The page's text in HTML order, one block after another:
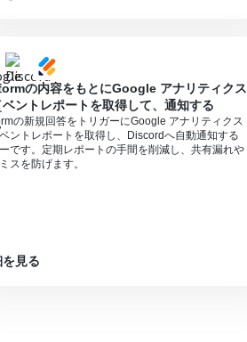
の内容をもとにGoogle アナリティクス
ントレポートを取得して、通知する
の新規回答をトリガーにGoogle アナリティクス
ントレポートを取得し、Discordへ自動通知する
です。定期レポートの手間を削減し、共有漏れや
スを防げます。
見る